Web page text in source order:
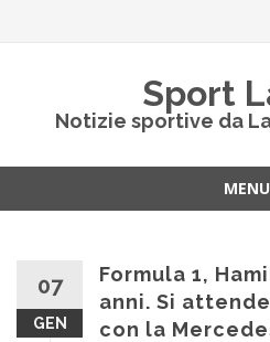
Sport
Notizie sportive da
MENU
07
GEN
Formula 1,
anni. Si
con la